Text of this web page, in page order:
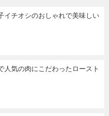
イチオシのおしゃれで美味しい
人気の肉にこだわったロースト